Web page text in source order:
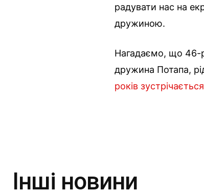
радувати нас на
дружиною.
Нагадаємо, що 46-
дружина Потапа,
років
Інші новини